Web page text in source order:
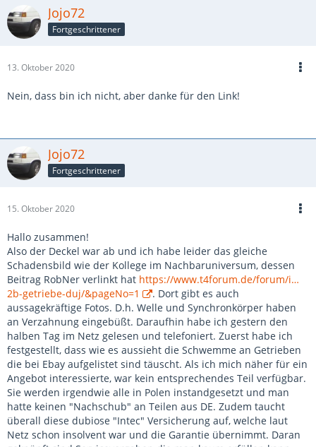
Jojo72
Fortgeschrittener
13. Oktober 2020
Nein, dass bin ich nicht, aber danke für den Link!
Jojo72
Fortgeschrittener
15. Oktober 2020
Hallo zusammen!
Also der Deckel war ab und ich habe leider das gleiche
Schadensbild wie der Kollege im Nachbaruniversum, dessen
Beitrag RobNer verlinkt hat https://www.t4forum.de/forum/i…
2b-getriebe-duj/&pageNo=1
. Dort gibt es auch
aussagekräftige Fotos. D.h. Welle und Synchronkörper haben
an Verzahnung eingebüßt. Daraufhin habe ich gestern den
halben Tag im Netz gelesen und telefoniert. Zuerst habe ich
festgestellt, dass wie es aussieht die Schwemme an Getrieben
die bei Ebay aufgelistet sind täuscht. Als ich mich näher für ein
Angebot interessierte, war kein entsprechendes Teil verfügbar.
Sie werden irgendwie alle in Polen instandgesetzt und man
hatte keinen "Nachschub" an Teilen aus DE. Zudem taucht
überall diese dubiose "Intec" Versicherung auf, welche laut
Netz schon insolvent war und die Garantie übernimmt. Daran